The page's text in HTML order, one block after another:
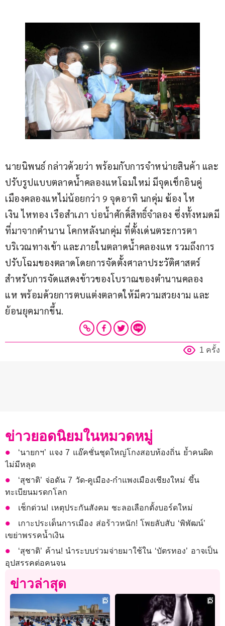
นายนิพนธ์ กล่าวด้วยว่า พร้อมกับการจำหน่ายสินค้า และ
ปรับรูปแบบตลาดน้ำคลองแหโฉมใหม่ มีจุดเช็กอินคู่
เมืองคลองแหไม่น้อยกว่า 9 จุดอาทิ นกคุ่ม ฆ้อง ไห
เงิน ไหทอง เรือสำเภา บ่อน้ำศักดิ์สิทธิ์จำลอง ซึ่งทั้งหมดมี
ที่มาจากตำนาน โคกหลังนกคุ่ม ที่ตั้งเด่นตระการตา
บริเวณทางเข้า และภายในตลาดน้ำคลองแห รวมถึงการ
ปรับโฉมของตลาดโดยการจัดตั้งศาลาประวัติศาสตร์
สำหรับการจัดแสดงข้าวของโบราณของตำนานคลอง
แห พร้อมด้วยการตบแต่งตลาดให้มีความสวยงาม และ
ย้อนยุคมากขึ้น.
1 ครั้ง
ข่าวยอดนิยมในหมวดหมู่
‘นายกฯ’ แจง 7 แอ๊คชั่นชุดใหญ่โกงสอบท้องถิ่น ย้ำคนผิด
ไม่มีหลุด
‘สุชาติ’ จ่อดัน 7 วัด-คูเมือง-กำแพงเมืองเชียงใหม่ ขึ้น
ทะเบียนมรดกโลก
เช็กด่วน! เหตุประกันสังคม ชะลอเลือกตั้งบอร์ดใหม่
เกาะประเด็นการเมือง ส่อร้าวหนัก! โพยลับสับ ‘พิพัฒน์’
เขย่าพรรคน้ำเงิน
‘สุชาติ’ ค้าน! นำระบบร่วมจ่ายมาใช้ใน ‘บัตรทอง’ อาจเป็น
อุปสรรคต่อคนจน
ข่าวล่าสุด